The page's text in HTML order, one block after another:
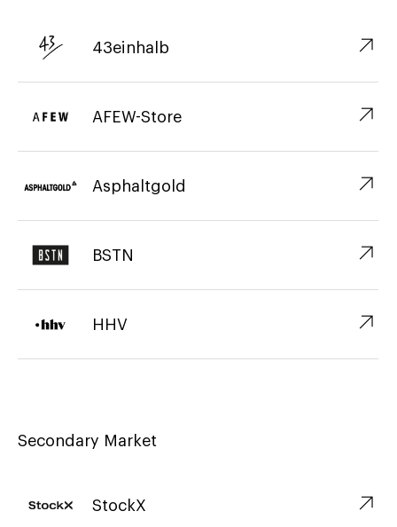
43einhalb ↗︎
AFEW-Store ↗︎
Asphaltgold ↗︎
BSTN ↗︎
HHV ↗︎
Secondary Market
StockX ↗︎